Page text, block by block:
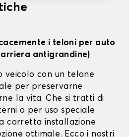
i teloni per auto
antigrandine)
veicolo con un telone
per preservarne
la vita. Che si tratti di
o per uso speciale
corretta installazione
ottimale. Ecco i nostri